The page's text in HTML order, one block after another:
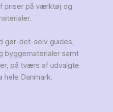
priser på værktøj og
gør-det-selv guides,
byggematerialer samt
på tværs af udvalgte
hele Danmark.